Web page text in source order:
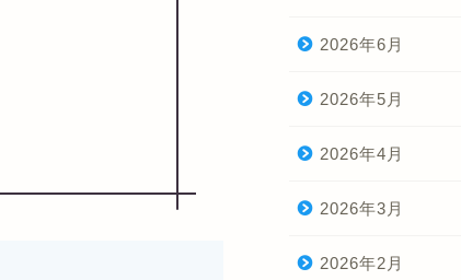
2026年6月
2026年5月
2026年4月
2026年3月
2026年2月